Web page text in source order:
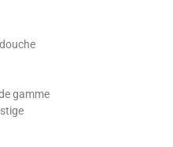
gamme